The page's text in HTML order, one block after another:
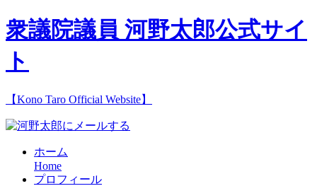
衆議院議員 河野太郎公式サイ
ト
【Kono Taro Official Website】
ホーム
Home
プロフィール